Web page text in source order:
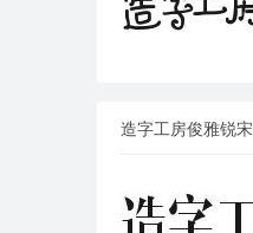
造字工房俊雅锐宋